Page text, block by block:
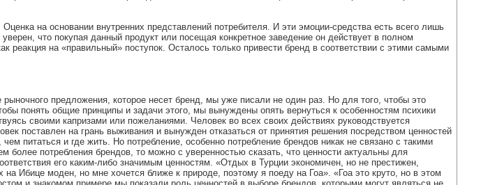
на основании внутренних представлений потребителя. И эти эмоции-средства есть всего лишь
что покупая данный продукт или посещая конкретное заведение он действует в полном
реакция на «правильный» поступок. Осталось только привести бренд в соответствии с этими самыми
предложения, которое несет бренд, мы уже писали не один раз. Но для того, чтобы это
понять общие принципы и задачи этого, мы вынуждены опять вернуться к особенностям психики
своими капризами или пожеланиями. Человек во всех своих действиях руководствуется
поставлен на грань выживания и вынужден отказаться от принятия решения посредством ценностей
питаться и где жить. Но потребление, особенно потребление брендов никак не связано с такими
потребления брендов, то можно с уверенностью сказать, что ценности актуальны для
его каким-либо значимым ценностям. «Отдых в Турции экономичен, но не престижен,
Ибице моден, но мне хочется ближе к природе, поэтому я поеду на Гоа». «Гоа это круто, но в этом